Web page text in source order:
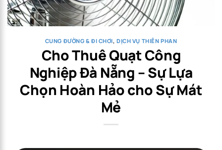
CUNG ĐƯỜNG & ĐI CHƠI,DỊCH VỤ THIÊN PHAN
Cho Thuê Quạt Công
Nghiệp Đà Nẵng – Sự Lựa
Chọn Hoàn Hảo cho Sự Mát
Mẻ